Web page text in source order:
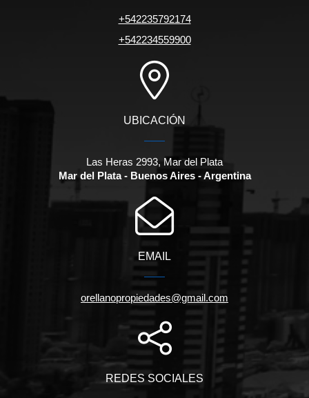
+542235792174
+542234559900
UBICACIÓN
Las Heras 2993, Mar del Plata
Mar del Plata - Buenos Aires - Argentina
EMAIL
orellanopropiedades@gmail.com
REDES SOCIALES